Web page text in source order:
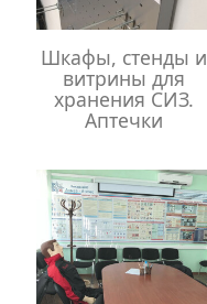
Шкафы, стенды и
витрины для
хранения СИЗ.
Аптечки